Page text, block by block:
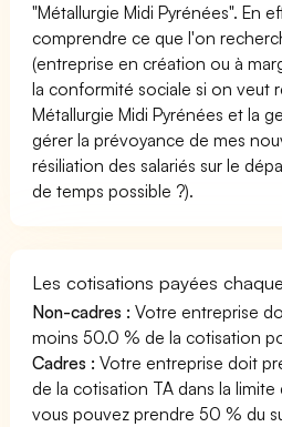
"Métallurgie Midi Pyrénées". En
comprendre ce que l'on
(entreprise en création ou à
la conformité sociale si on veut
Métallurgie Midi Pyrénées et la
gérer la prévoyance de mes
résiliation des salariés sur le
de temps possible ?).
Les cotisations payées
Non-cadres : Votre entreprise
moins 50.0 % de la cotisation
Cadres : Votre entreprise doit
de la cotisation TA dans la limite
vous pouvez prendre 50 % du